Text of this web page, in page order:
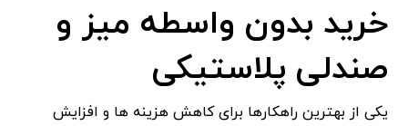
خرید بدون واسطه میز و
صندلی پلاستیکی
یکی از بهترین راهکارها برای کاهش هزینه ها و افزایش